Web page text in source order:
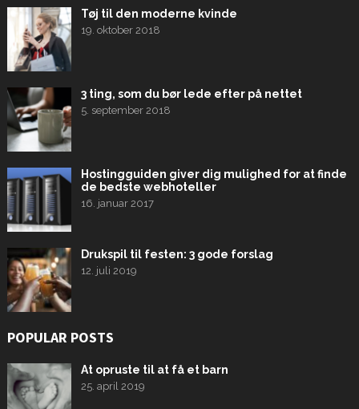
Tøj til den moderne kvinde
19. oktober 2018
3 ting, som du bør lede efter på nettet
5. september 2018
Hostingguiden giver dig mulighed for at finde
de bedste webhoteller
16. januar 2017
Drukspil til festen: 3 gode forslag
12. juli 2019
POPULAR POSTS
At opruste til at få et barn
25. april 2019